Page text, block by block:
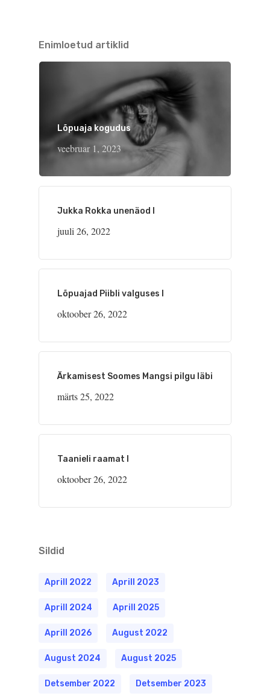
Enimloetud artiklid
Lõpuaja kogudus
veebruar 1, 2023
Jukka Rokka unenäod I
juuli 26, 2022
Lõpuajad Piibli valguses I
oktoober 26, 2022
Ärkamisest Soomes Mangsi pilgu läbi
märts 25, 2022
Taanieli raamat I
oktoober 26, 2022
Sildid
Aprill 2022 Aprill 2023
Aprill 2024 Aprill 2025
Aprill 2026 August 2022
August 2024 August 2025
Detsember 2022 Detsember 2023